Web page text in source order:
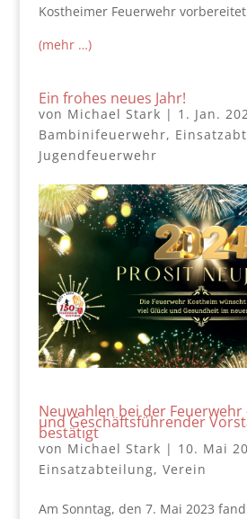
Kostheimer Feuerwehr
(mehr …)
Ein frohes neues Jahr!
von Michael Stark | 1. Jan.
Bambinifeuerwehr,
Jugendfeuerwehr
Neuwahlen bei der
und Geschäftsführender
bestätigt
von Michael Stark | 10. Mai
Einsatzabteilung, Verein
Am Sonntag, den 7. Mai 2023